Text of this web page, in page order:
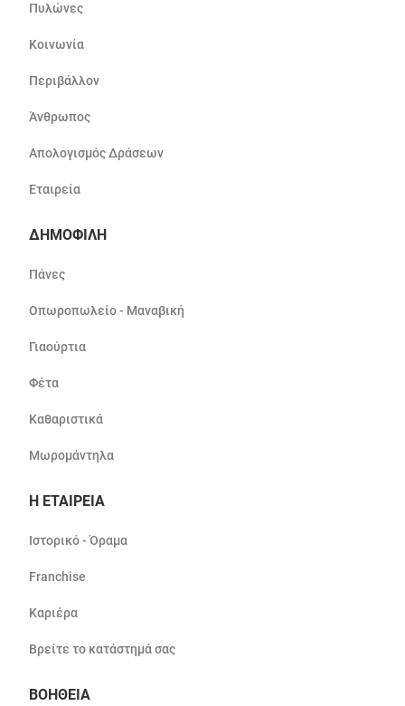
Πυλώνες
Κοινωνία
Περιβάλλον
Άνθρωπος
Απολογισμός Δράσεων
Εταιρεία
ΔΗΜΟΦΙΛΗ
Πάνες
Οπωροπωλείο - Μαναβική
Γιαούρτια
Φέτα
Καθαριστικά
Μωρομάντηλα
Η ΕΤΑΙΡΕΙΑ
Ιστορικό - Όραμα
Franchise
Καριέρα
Βρείτε το κατάστημά σας
ΒΟΗΘΕΙΑ